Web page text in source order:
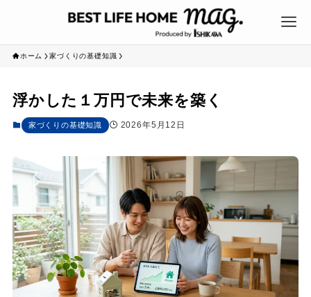
ホーム 家づくりの基礎知識
浮かした１万円で未来を築く
家づくりの基礎知識 2026年5月12日